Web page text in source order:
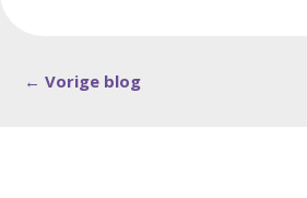
←Vorige blog